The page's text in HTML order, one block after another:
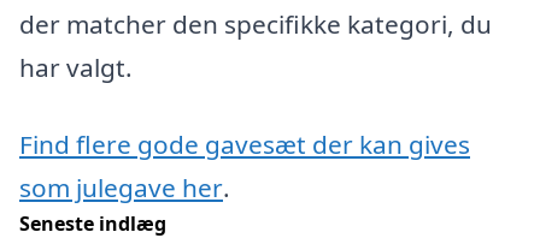
der matcher den specifikke kategori, du
har valgt.
Find flere gode gavesæt der kan gives
som julegave her.
Seneste indlæg